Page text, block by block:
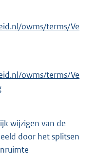
owms/terms/Ve
owms/terms/Ve
wijzigen van de
door het splitsen